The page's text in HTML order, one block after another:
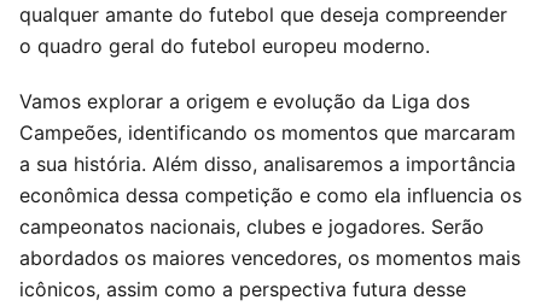
qualquer amante do futebol que deseja compreender
o quadro geral do futebol europeu moderno.
Vamos explorar a origem e evolução da Liga dos
Campeões, identificando os momentos que marcaram
a sua história. Além disso, analisaremos a importância
econômica dessa competição e como ela influencia os
campeonatos nacionais, clubes e jogadores. Serão
abordados os maiores vencedores, os momentos mais
icônicos, assim como a perspectiva futura desse